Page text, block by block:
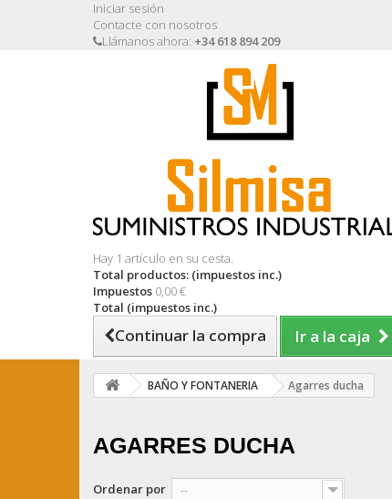
Iniciar sesión
Contacte con nosotros
Llámanos ahora: +34 618 894 209
Hay 1 artículo en su cesta.
Total productos: (impuestos inc.)
Impuestos 0,00 €
Total (impuestos inc.)
Continuar la compra Ir a la caja
BAÑO Y FONTANERIA Agarres ducha
AGARRES DUCHA
Ordenar por --